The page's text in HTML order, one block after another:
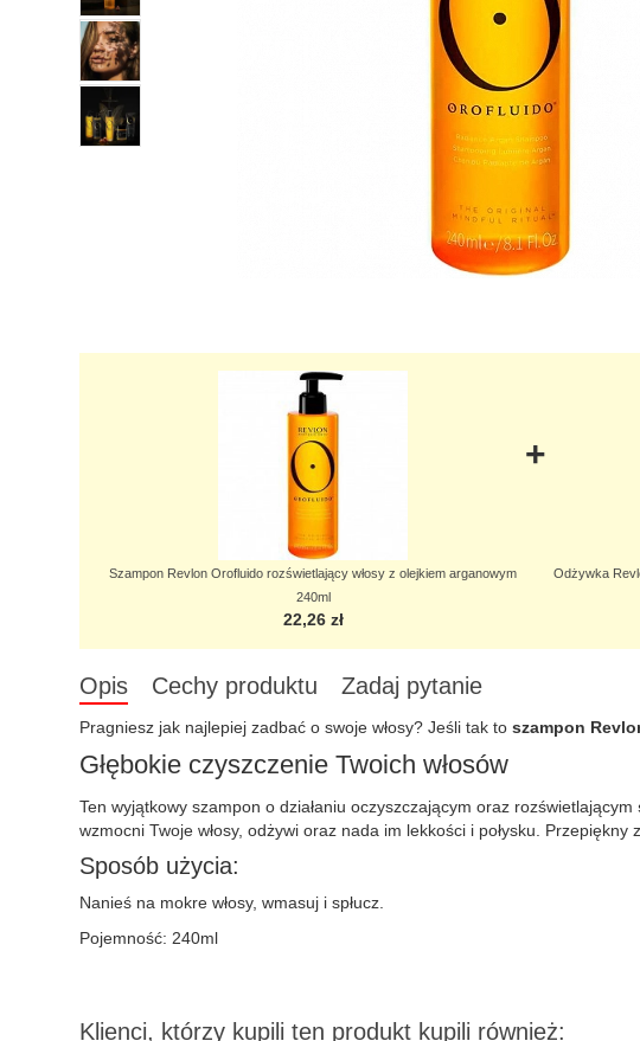
+
Szampon Revlon Orofluido rozświetlający włosy z olejkiem arganowym
240ml
22,26 zł
Odżywka
Opis Cechy produktu Zadaj pytanie
Pragniesz jak najlepiej zadbać o swoje włosy? Jeśli tak to szampon
Głębokie czyszczenie Twoich włosów
Ten wyjątkowy szampon o działaniu oczyszczającym oraz rozświetlającym
wzmocni Twoje włosy, odżywi oraz nada im lekkości i połysku.
Sposób użycia:
Nanieś na mokre włosy, wmasuj i spłucz.
Pojemność: 240ml
Klienci, którzy kupili ten produkt kupili również: